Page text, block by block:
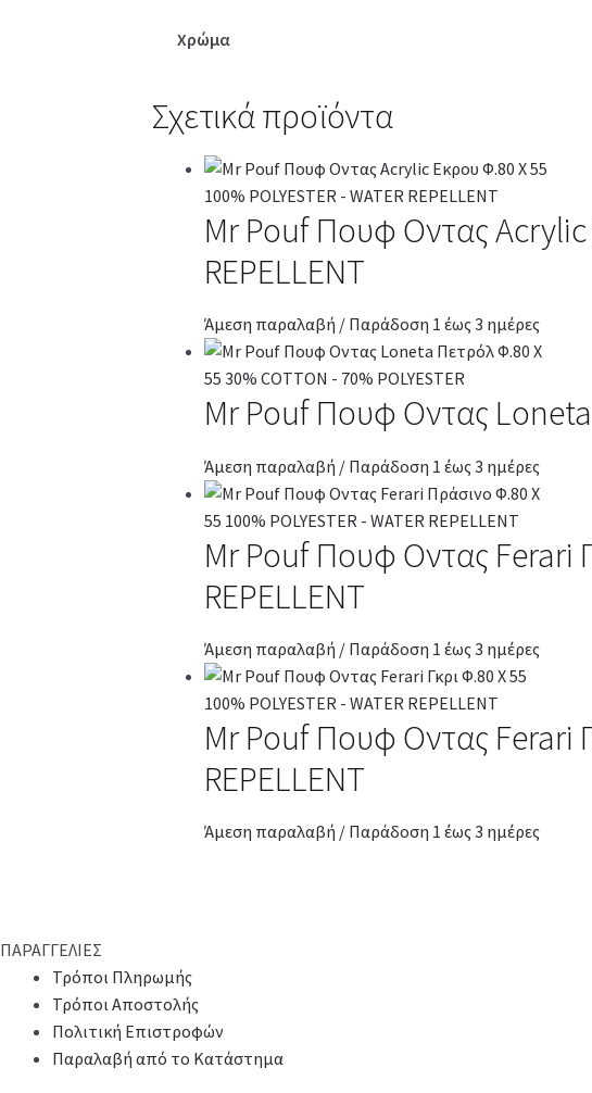
Χρώμα
Σχετικά προϊόντα
Mr Pouf Πουφ Οντας Acrylic
REPELLENT
Άμεση παραλαβή / Παράδοση 1 έως 3 ημέρες
Mr Pouf Πουφ Οντας Loneta
Άμεση παραλαβή / Παράδοση 1 έως 3 ημέρες
Mr Pouf Πουφ Οντας Ferari
REPELLENT
Άμεση παραλαβή / Παράδοση 1 έως 3 ημέρες
Mr Pouf Πουφ Οντας Ferari
REPELLENT
Άμεση παραλαβή / Παράδοση 1 έως 3 ημέρες
ΠΑΡΑΓΓΕΛΙΕΣ
Τρόποι Πληρωμής
Τρόποι Αποστολής
Πολιτική Επιστροφών
Παραλαβή από το Κατάστημα